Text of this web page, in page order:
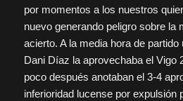
por momentos a los nuestros
nuevo generando peligro sobre la
acierto. A la media hora de
Dani Díaz la aprovechaba el Vigo
poco después anotaban el 3-4
inferioridad lucense por expulsión